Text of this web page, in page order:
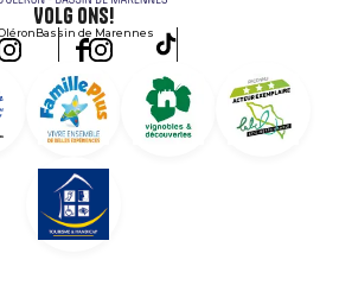
Volg ons!
Bassin de Marennes